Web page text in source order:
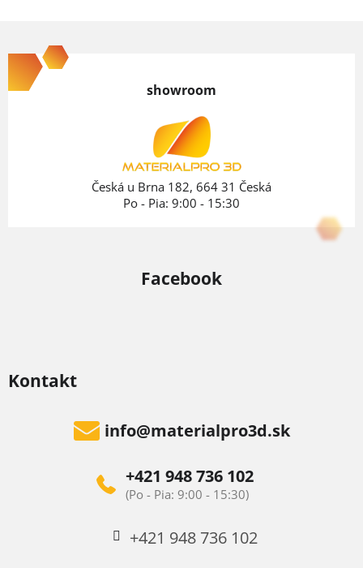
á
p
Kontakt
info@materialpro3d.sk
+421 948 736 102
+421 948 736 102
showroom
Česká u Brna 182, 664 31 Česká
Po - Pia: 9:00 - 15:30
Facebook